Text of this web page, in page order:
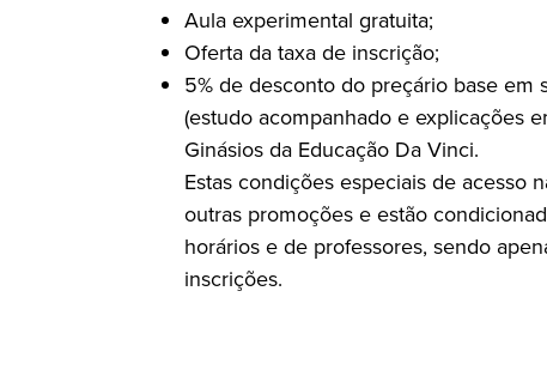
Aula experimental gratuita;
Oferta da taxa de inscrição;
5% de desconto do preçário base em
(estudo acompanhado e explicações
Ginásios da Educação Da Vinci.
Estas condições especiais de acesso
outras promoções e estão
horários e de professores, sendo
inscrições.